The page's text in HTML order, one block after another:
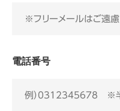
電話番号